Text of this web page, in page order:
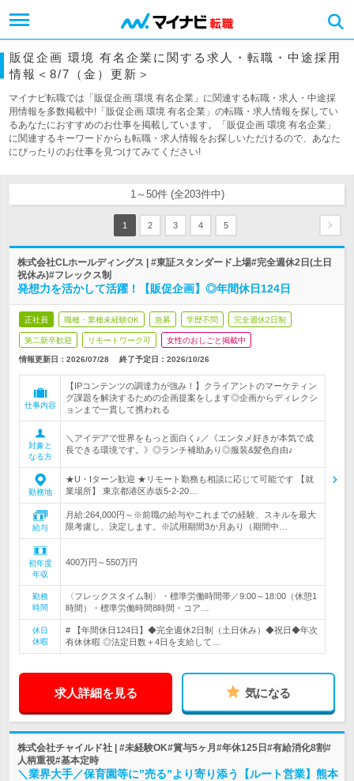
販促企画 環境 有名企業に関する求人・転職・中途採用
情報＜8/7（金）更新＞
マイナビ転職では「販促企画 環境 有名企業」に関連する転職・求人・中途採
用情報を多数掲載中!「販促企画 環境 有名企業」の転職・求人情報を探してい
るあなたにおすすめのお仕事を掲載しています。「販促企画 環境 有名企業」
に関連するキーワードからも転職・求人情報をお探しいただけるので、あなた
にぴったりのお仕事を見つけてみてください!
1～50件 (全203件中)
1 2 3 4 5
株式会社CLホールディングス | #東証スタンダード上場#完全週休2日(土日
祝休み)#フレックス制
発想力を活かして活躍！【販促企画】◎年間休日124日
正社員 職種・業種未経験OK 急募 学歴不問 完全週休2日制
第二新卒歓迎 リモートワーク可 女性のおしごと掲載中
情報更新日：2026/07/28 終了予定日： 2026/10/26
仕事内容
【IPコンテンツの調達力が強み！】クライアントのマーケティン
グ課題を解決するための企画提案をします◎企画からディレクシ
ョンまで一貫して携われる
対象と
なる方
＼アイデアで世界をもっと面白く♪／《エンタメ好きが本気で成
長できる環境です。》◎ランチ補助あり◎服装&髪色自由♪
勤務地
★U・Iターン歓迎 ★リモート勤務も相談に応じて可能です 【就
業場所】 東京都港区赤坂5-2-20…
給与
月給:264,000円～※前職の給与やこれまでの経験、スキルを最大
限考慮し、決定します。※試用期間3か月あり（期間中…
初年度
年収
400万円～550万円
勤務
時間
〈フレックスタイム制〉・標準労働時間帯／9:00～18:00（休憩1
時間）・標準労働時間8時間・コア…
休日
休暇
# 【年間休日124日】◆完全週休2日制（土日休み）◆祝日◆年次
有休休暇 ◎法定日数＋4日を支給して…
求人詳細を見る 気になる
株式会社チャイルド社 | #未経験OK#賞与5ヶ月#年休125日#有給消化8割#
人柄重視#基本定時
＼業界大手／保育園等に”売る”より寄り添う【ルート営業】熊本